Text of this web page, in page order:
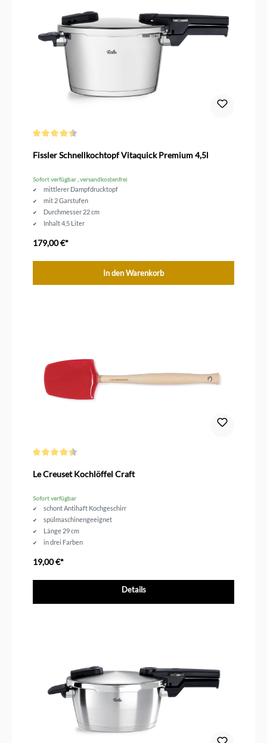
Fissler Schnellkochtopf Vitaquick Premium 4,5l
Sofort verfügbar , versandkostenfrei
mittlerer Dampfdrucktopf
mit 2 Garstufen
Durchmesser 22 cm
Inhalt 4,5 Liter
179,00 €*
In den Warenkorb
Le Creuset Kochlöffel Craft
Sofort verfügbar
schont Antihaft Kochgeschirr
spülmaschinengeeignet
Länge 29 cm
in drei Farben
19,00 €*
Details